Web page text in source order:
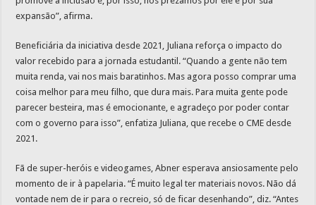
expansão”, afirma.
Beneficiária da iniciativa desde 2021, Juliana reforça o impacto do
valor recebido para a jornada estudantil. “Quando a gente não tem
muita renda, vai nos mais baratinhos. Mas agora posso comprar uma
coisa melhor para meu filho, que dura mais. Para muita gente pode
parecer besteira, mas é emocionante, e agradeço por poder contar
com o governo para isso”, enfatiza Juliana, que recebe o CME desde
2021.
Fã de super-heróis e videogames, Abner esperava ansiosamente pelo
momento de ir à papelaria. “É muito legal ter materiais novos. Não dá
vontade nem de ir para o recreio, só de ficar desenhando”, diz. “Antes